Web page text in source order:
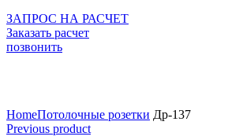
ЗАПРОС НА РАСЧЕТ
Заказать расчет
позвонить
HomeПотолочные розетки Др-137
Previous product